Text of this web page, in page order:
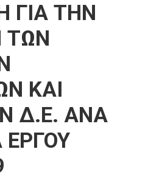
ΓΙΑ ΤΗΝ
ΤΩΝ
ΚΑΙ
Δ.Ε. ΑΝΑ
ΕΡΓΟΥ